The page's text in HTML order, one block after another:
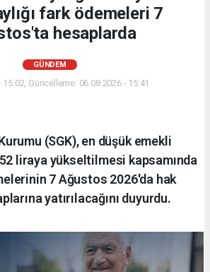
fark ödemeleri 7
hesaplarda
GÜNDEM
15:02, Güncelleme: 06.08.2026 - 15:41
(SGK), en düşük emekli
liraya yükseltilmesi kapsamında
7 Ağustos 2026'da hak
yatırılacağını duyurdu.